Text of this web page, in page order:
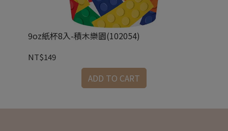
9oz紙杯8入-積木樂園(102054)
NT$149
ADD TO CART